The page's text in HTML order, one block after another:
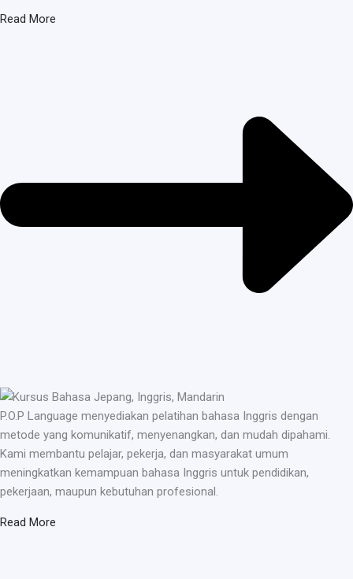
Read More
P.O.P Language menyediakan pelatihan bahasa Inggris dengan
metode yang komunikatif, menyenangkan, dan mudah dipahami.
Kami membantu pelajar, pekerja, dan masyarakat umum
meningkatkan kemampuan bahasa Inggris untuk pendidikan,
pekerjaan, maupun kebutuhan profesional.
Read More